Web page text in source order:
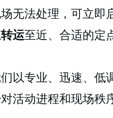
场无法处理，可立即
运至近、合适的定
们以专业、迅速、低
活动进程和现场秩